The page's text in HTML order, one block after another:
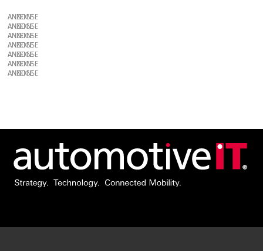
ANZEIGE
ANZEIGE
ANZEIGE
ANZEIGE
ANZEIGE
ANZEIGE
ANZEIGE